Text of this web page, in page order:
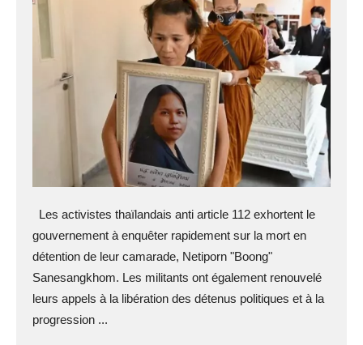
Les activistes thaïlandais anti article 112 exhortent le
gouvernement à enquêter rapidement sur la mort en
détention de leur camarade, Netiporn "Boong"
Sanesangkhom. Les militants ont également renouvelé
leurs appels à la libération des détenus politiques et à la
progression ...